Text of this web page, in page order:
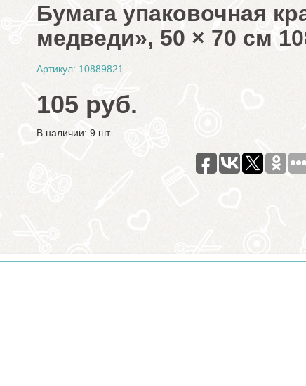
Бумага упаковочная
медведи», 50 × 70 см
Артикул: 10889821
105 руб.
В наличии: 9 шт.